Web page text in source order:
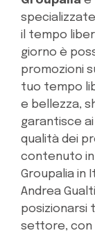
il tempo
giorno è
promozioni
tuo tempo
e bellezza,
garantisce
qualità dei
contenuto
Groupalia in
Andrea
posizionarsi
settore, con